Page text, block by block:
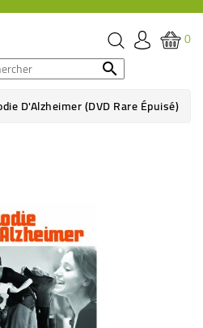
0

D'Alzheimer (DVD Rare Épuisé)